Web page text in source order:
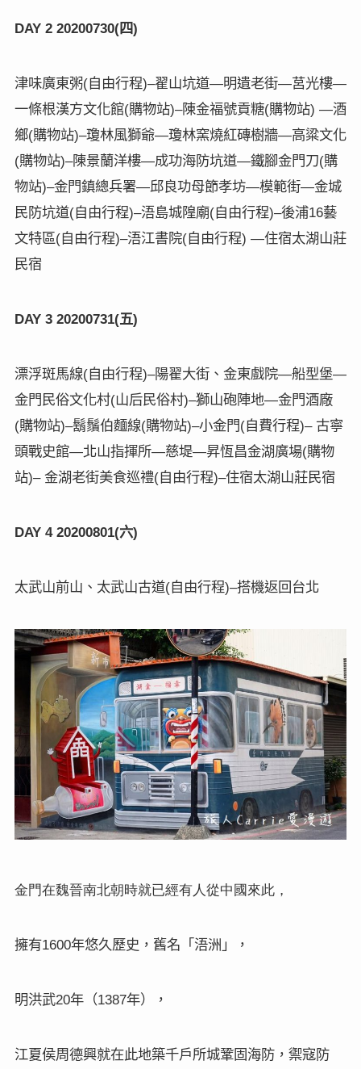
DAY 2 20200730(四)
津味廣東粥(自由行程)–翟山坑道—明遺老街—莒光樓—
一條根漢方文化館(購物站)–陳金福號貢糖(購物站) —酒
鄉(購物站)–瓊林風獅爺—瓊林窯燒紅磚樹牆—高粱文化
(購物站)–陳景蘭洋樓—成功海防坑道—鐵腳金門刀(購
物站)–金門鎮總兵署—邱良功母節孝坊—模範街—金城
民防坑道(自由行程)–浯島城隍廟(自由行程)–後浦16藝
文特區(自由行程)–浯江書院(自由行程) —住宿太湖山莊
民宿
DAY 3 20200731(五)
漂浮斑馬線(自由行程)–陽翟大街、金東戲院—船型堡—
金門民俗文化村(山后民俗村)–獅山砲陣地—金門酒廠
(購物站)–鬍鬚伯麵線(購物站)–小金門(自費行程)– 古寧
頭戰史館—北山指揮所—慈堤—昇恆昌金湖廣場(購物
站)– 金湖老街美食巡禮(自由行程)–住宿太湖山莊民宿
DAY 4 20200801(六)
太武山前山、太武山古道(自由行程)–搭機返回台北
金門在魏晉南北朝時就已經有人從中國來此，
擁有1600年悠久歷史，舊名「浯洲」，
明洪武20年（1387年），
江夏侯周德興就在此地築千戶所城鞏固海防，禦寇防